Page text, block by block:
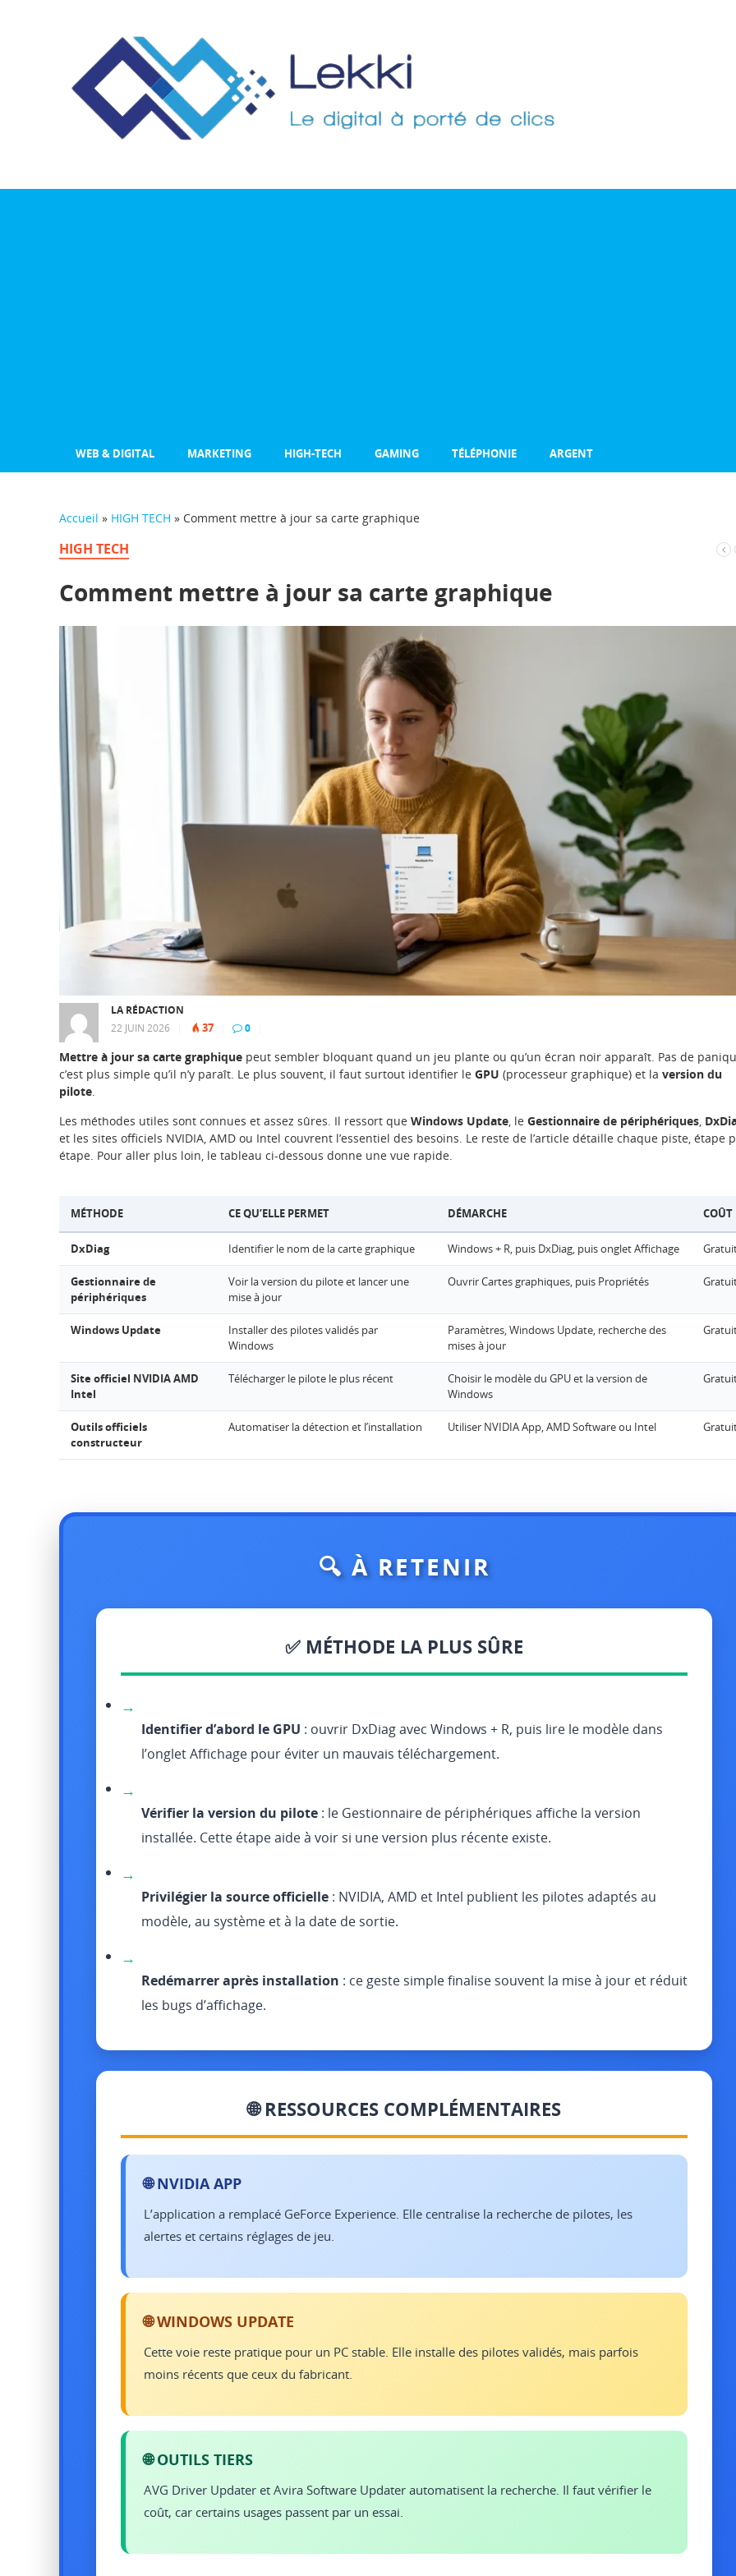
WEB & DIGITAL MARKETING HIGH-TECH GAMING TÉLÉPHONIE ARGENT
Accueil » HIGH TECH » Comment mettre à jour sa carte graphique
HIGH TECH
Comment mettre à jour sa carte graphique
LA RÉDACTION
22 JUIN 2026
37 0
Mettre à jour sa carte graphique peut sembler bloquant quand un jeu plante ou qu’un écran noir apparaît. Pas de
c’est plus simple qu’il n’y paraît. Le plus souvent, il faut surtout identifier le GPU (processeur graphique) et la version du
pilote.
Les méthodes utiles sont connues et assez sûres. Il ressort que Windows Update, le Gestionnaire de périphériques,
et les sites officiels NVIDIA, AMD ou Intel couvrent l’essentiel des besoins. Le reste de l’article détaille chaque piste, étape
étape. Pour aller plus loin, le tableau ci-dessous donne une vue rapide.
MÉTHODE CE QU’ELLE PERMET DÉMARCHE COÛT
DxDiag Identifier le nom de la carte graphique Windows + R, puis DxDiag, puis onglet Affichage
Gestionnaire de
périphériques
Voir la version du pilote et lancer une
mise à jour
Ouvrir Cartes graphiques, puis Propriétés
Windows Update
Installer des pilotes validés par
Windows
Paramètres, Windows Update, recherche des
mises à jour
Site officiel NVIDIA AMD
Intel
Télécharger le pilote le plus récent
Choisir le modèle du GPU et la version de
Windows
Outils officiels
constructeur
Automatiser la détection et l’installation Utiliser NVIDIA App, AMD Software ou Intel
🔍 À RETENIR
✅ MÉTHODE LA PLUS SÛRE
→
Identifier d’abord le GPU : ouvrir DxDiag avec Windows + R, puis lire le modèle dans
l’onglet Affichage pour éviter un mauvais téléchargement.
→
Vérifier la version du pilote : le Gestionnaire de périphériques affiche la version
installée. Cette étape aide à voir si une version plus récente existe.
→
Privilégier la source officielle : NVIDIA, AMD et Intel publient les pilotes adaptés au
modèle, au système et à la date de sortie.
→
Redémarrer après installation : ce geste simple finalise souvent la mise à jour et réduit
les bugs d’affichage.
🌐 RESSOURCES COMPLÉMENTAIRES
🌐 NVIDIA APP
L’application a remplacé GeForce Experience. Elle centralise la recherche de pilotes, les
alertes et certains réglages de jeu.
🌐 WINDOWS UPDATE
Cette voie reste pratique pour un PC stable. Elle installe des pilotes validés, mais parfois
moins récents que ceux du fabricant.
🌐 OUTILS TIERS
AVG Driver Updater et Avira Software Updater automatisent la recherche. Il faut vérifier le
coût, car certains usages passent par un essai.